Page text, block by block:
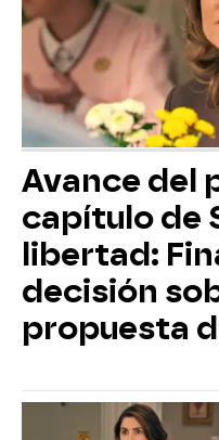
Avance del
capítulo de
libertad:
decisión
propuesta